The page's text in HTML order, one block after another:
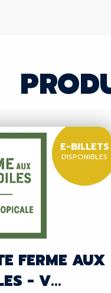
FERME AUX
- V...
E-BILLETS
DISPONIBLES